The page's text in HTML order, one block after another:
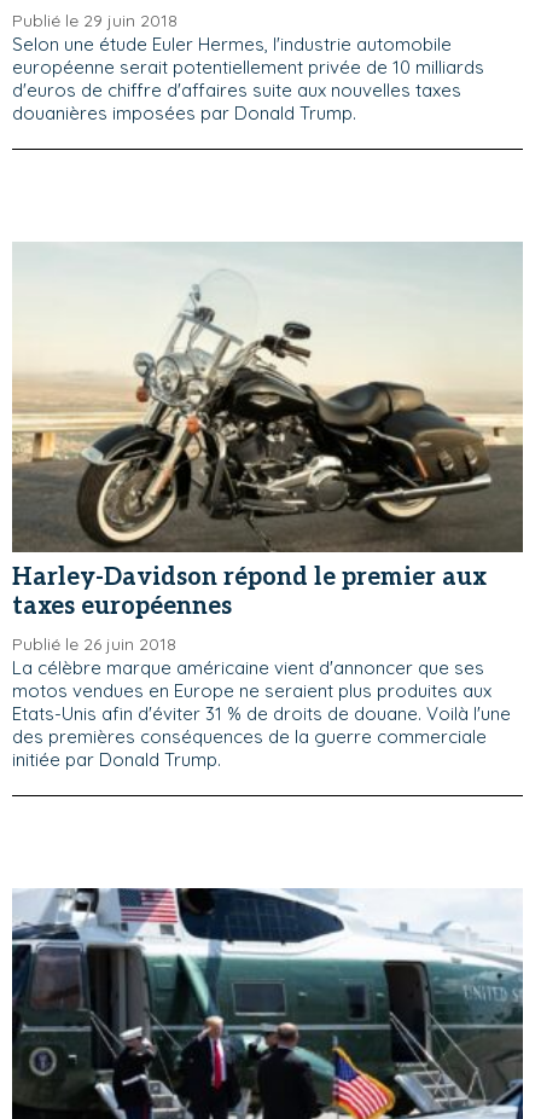
Publié le 29 juin 2018
Selon une étude Euler Hermes, l'industrie automobile
européenne serait potentiellement privée de 10 milliards
d'euros de chiffre d'affaires suite aux nouvelles taxes
douanières imposées par Donald Trump.
Harley-Davidson répond le premier aux
taxes européennes
Publié le 26 juin 2018
La célèbre marque américaine vient d'annoncer que ses
motos vendues en Europe ne seraient plus produites aux
Etats-Unis afin d'éviter 31 % de droits de douane. Voilà l'une
des premières conséquences de la guerre commerciale
initiée par Donald Trump.